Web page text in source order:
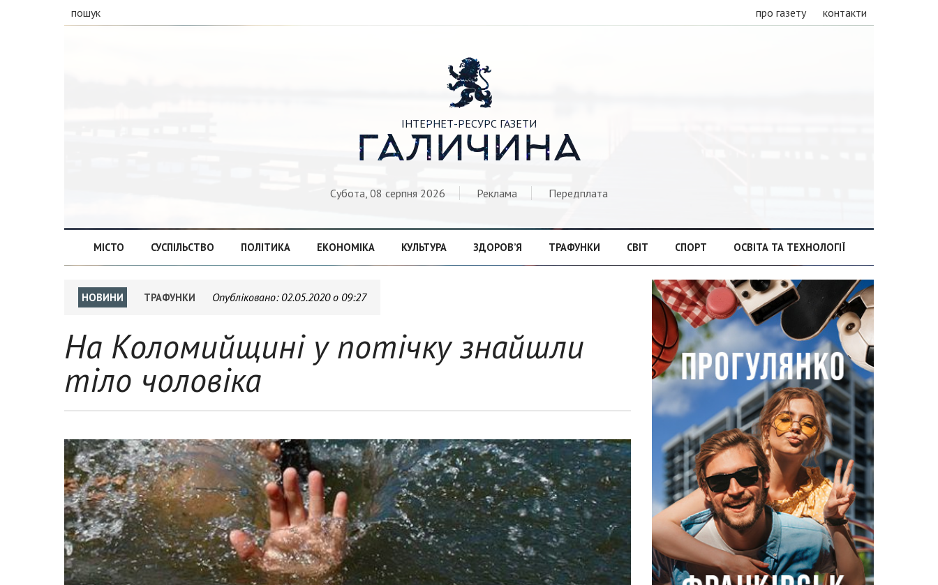
пошук про газету контакти

ІНТЕРНЕТ-РЕСУРС ГАЗЕТИ
ГАЛИЧИНА
Субота, 08 серпня 2026 Реклама Передплата
МІСТО СУСПІЛЬСТВО ПОЛІТИКА ЕКОНОМІКА КУЛЬТУРА ЗДОРОВ’Я ТРАФУНКИ СВІТ СПОРТ ОСВІТА ТА ТЕХНОЛОГІЇ
НОВИНИ ТРАФУНКИ Опубліковано: 02.05.2020 о 09:27
На Коломийщині у потічку знайшли
тіло чоловіка